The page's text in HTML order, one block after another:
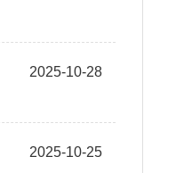
2025-10-28
2025-10-25